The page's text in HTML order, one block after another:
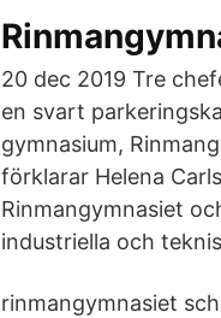
20 dec 2019 Tre
en svart
gymnasium,
förklarar Helena
Rinmangymnasiet
industriella och
rinmangymnasiet